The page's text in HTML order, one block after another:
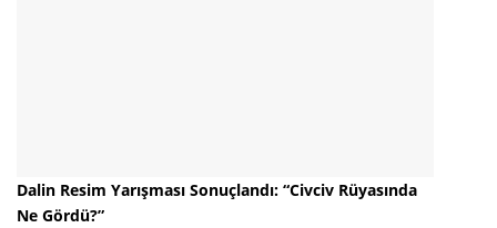
Dalin Resim Yarışması Sonuçlandı: “Civciv Rüyasında
Ne Gördü?”